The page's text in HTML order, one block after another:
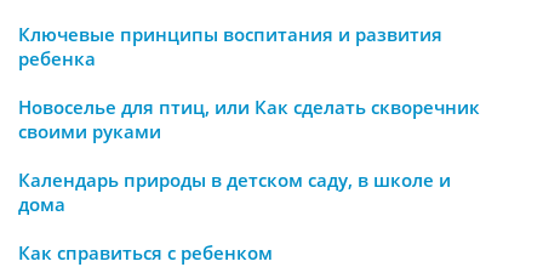
Ключевые принципы воспитания и развития
ребенка
Новоселье для птиц, или Как сделать скворечник
своими руками
Календарь природы в детском саду, в школе и
дома
Как справиться с ребенком